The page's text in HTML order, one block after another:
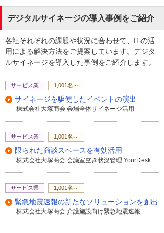
デジタルサイネージの導入事例をご紹介
各社それぞれの課題や状況に合わせて、ITの活
用による解決方法をご提案しています。デジタ
ルサイネージを導入した事例をご紹介します。
サービス業 1,001名～
サイネージを駆使したイベントの演出
株式会社大塚商会 会場全体サイネージ活用
サービス業 1,001名～
限られた商談スペースを有効活用
株式会社大塚商会 会議室空き状況管理 YourDesk
サービス業 1,001名～
緊急地震速報の新たなソリューションを創出
株式会社大塚商会 介護施設向け緊急地震速報